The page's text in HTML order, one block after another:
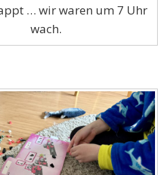
… wir waren um 7 Uhr
wach.